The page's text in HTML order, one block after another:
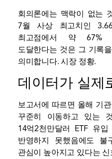
회의론에는 맥락이 없는
7월 사상 최고치인
최고점에서 약 67%
도달한다는 것은 그 기록
의미합니다.시장 정황.
데이터가 실제
보고서에 따르면 올해 기
꾸준히 이동하고 있는
14억2천만달러 ETF 유입
반영하지 못했음에도 불
관심이 높아지고 있다는